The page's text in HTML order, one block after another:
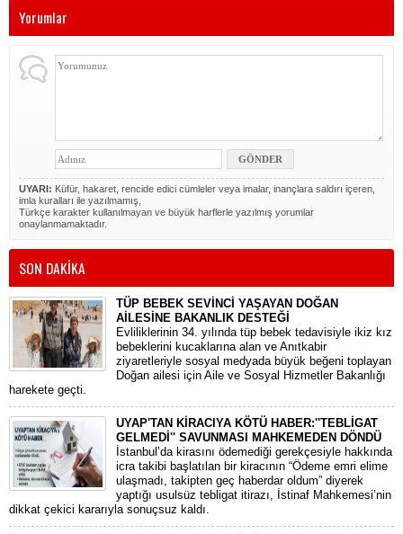
Yorumlar
UYARI: Küfür, hakaret, rencide edici cümleler veya imalar, inançlara saldırı içeren,
imla kuralları ile yazılmamış,
Türkçe karakter kullanılmayan ve büyük harflerle yazılmış yorumlar
onaylanmamaktadır.
SON DAKİKA
TÜP BEBEK SEVİNCİ YAŞAYAN DOĞAN
AİLESİNE BAKANLIK DESTEĞİ
​Evliliklerinin 34. yılında tüp bebek tedavisiyle ikiz kız
bebeklerini kucaklarına alan ve Anıtkabir
ziyaretleriyle sosyal medyada büyük beğeni toplayan
Doğan ailesi için Aile ve Sosyal Hizmetler Bakanlığı
harekete geçti.
UYAP'TAN KİRACIYA KÖTÜ HABER:''TEBLİGAT
GELMEDİ'' SAVUNMASI MAHKEMEDEN DÖNDÜ
​İstanbul’da kirasını ödemediği gerekçesiyle hakkında
icra takibi başlatılan bir kiracının “Ödeme emri elime
ulaşmadı, takipten geç haberdar oldum” diyerek
yaptığı usulsüz tebligat itirazı, İstinaf Mahkemesi’nin
dikkat çekici kararıyla sonuçsuz kaldı.